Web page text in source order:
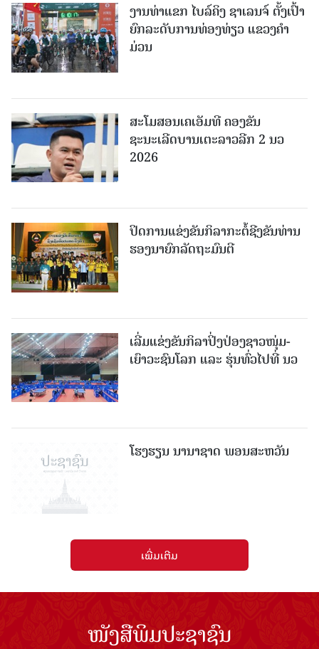
ງານທ່າແຂກ ໄບລ໌ຄິງ ຊາເລນຈ໌ ຕັ້ງເປົ້າ
ຍົກລະດັບການທ່ອງທ່ຽວ ແຂວງຄໍາ
ມ່ວນ
ສະໂມສອນເຄເອັມທີ ຄອງຂັນ
ຊະນະເລີດບານເຕະລາວລີກ 2 ນວ
2026
ປິດການແຂ່ງຂັນກິລາກະຕໍ້ຊີງຂັນທ່ານ
ຮອງນາຍົກລັດຖະມົນຕີ
ເລີ່ມແຂ່ງຂັນກິລາປິ່ງປ່ອງຊາວໜຸ່ມ-
ເຍົາວະຊົນໂລກ ແລະ ຮຸ່ນທົ່ວໄປທີ່ ນວ
ໂຮງຮຽນ ນານາຊາດ ພອນສະຫວັນ
ເພີ່ມເຕີມ
ໜັງສືພິມປະຊາຊົນ